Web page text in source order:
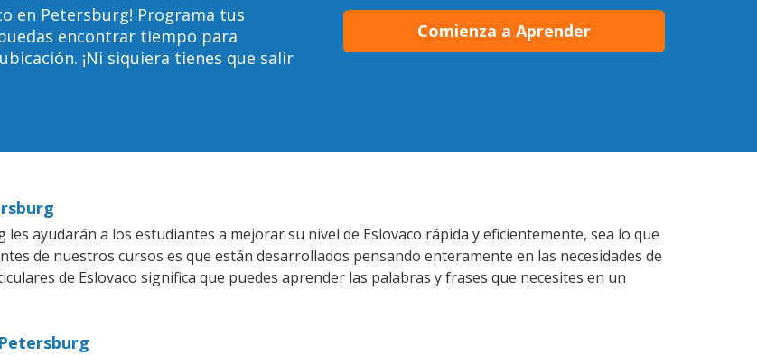
en Petersburg! Programa tus
encontrar tiempo para
¡Ni siquiera tienes que salir
Comienza a Aprender
ayudarán a los estudiantes a mejorar su nivel de Eslovaco rápida y eficientemente, sea lo que
de nuestros cursos es que están desarrollados pensando enteramente en las necesidades de
de Eslovaco significa que puedes aprender las palabras y frases que necesites en un